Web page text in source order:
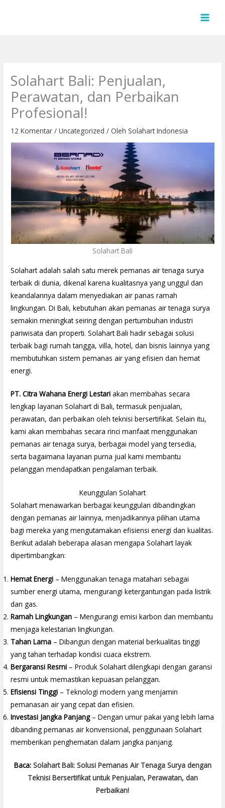
Solahart Bali: Penjualan,
Perawatan, dan Perbaikan
Profesional!
12 Komentar /Uncategorized / Oleh Solahart Indonesia
Solahart Bali
Solahart adalah salah satu merek pemanas air tenaga surya
terbaik di dunia, dikenal karena kualitasnya yang unggul dan
keandalannya dalam menyediakan air panas ramah
lingkungan. Di Bali, kebutuhan akan pemanas air tenaga surya
semakin meningkat seiring dengan pertumbuhan industri
pariwisata dan properti. Solahart Bali hadir sebagai solusi
terbaik bagi rumah tangga, villa, hotel, dan bisnis lainnya yang
membutuhkan sistem pemanas air yang efisien dan hemat
energi.
PT. Citra Wahana Energi Lestari akan membahas secara
lengkap layanan Solahart di Bali, termasuk penjualan,
perawatan, dan perbaikan oleh teknisi bersertifikat. Selain itu,
kami akan membahas secara rinci manfaat menggunakan
pemanas air tenaga surya, berbagai model yang tersedia,
serta bagaimana layanan purna jual kami membantu
pelanggan mendapatkan pengalaman terbaik.
Keunggulan Solahart
Solahart menawarkan berbagai keunggulan dibandingkan
dengan pemanas air lainnya, menjadikannya pilihan utama
bagi mereka yang mengutamakan efisiensi energi dan kualitas.
Berikut adalah beberapa alasan mengapa Solahart layak
dipertimbangkan:
Hemat Energi – Menggunakan tenaga matahari sebagai
sumber energi utama, mengurangi ketergantungan pada listrik
dan gas.
Ramah Lingkungan – Mengurangi emisi karbon dan membantu
menjaga kelestarian lingkungan.
Tahan Lama – Dibangun dengan material berkualitas tinggi
yang tahan terhadap kondisi cuaca ekstrem.
Bergaransi Resmi – Produk Solahart dilengkapi dengan garansi
resmi untuk memastikan kepuasan pelanggan.
Efisiensi Tinggi – Teknologi modern yang menjamin
pemanasan air yang cepat dan efisien.
Investasi Jangka Panjang– Dengan umur pakai yang lebih lama
dibanding pemanas air konvensional, penggunaan Solahart
memberikan penghematan dalam jangka panjang.
Baca: Solahart Bali: Solusi Pemanas Air Tenaga Surya dengan
Teknisi Bersertifikat untuk Penjualan, Perawatan, dan
Perbaikan!